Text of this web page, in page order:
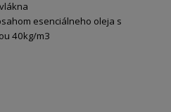
esenciálneho oleja s
40kg/m3